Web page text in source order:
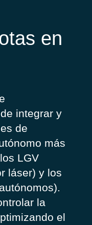
en
integrar y
de
más
LGV
láser) y los
la
el